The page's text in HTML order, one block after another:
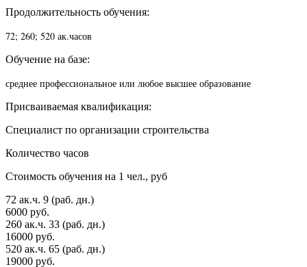
Продолжительность обучения:
72; 260; 520 ак.часов
Обучение на базе:
среднее профессиональное или любое высшее образование
Присваиваемая квалификация:
Специалист по организации строительства
Количество часов
Стоимость обучения на 1 чел., руб
72 ак.ч. 9 (раб. дн.)
6000 руб.
260 ак.ч. 33 (раб. дн.)
16000 руб.
520 ак.ч. 65 (раб. дн.)
19000 руб.